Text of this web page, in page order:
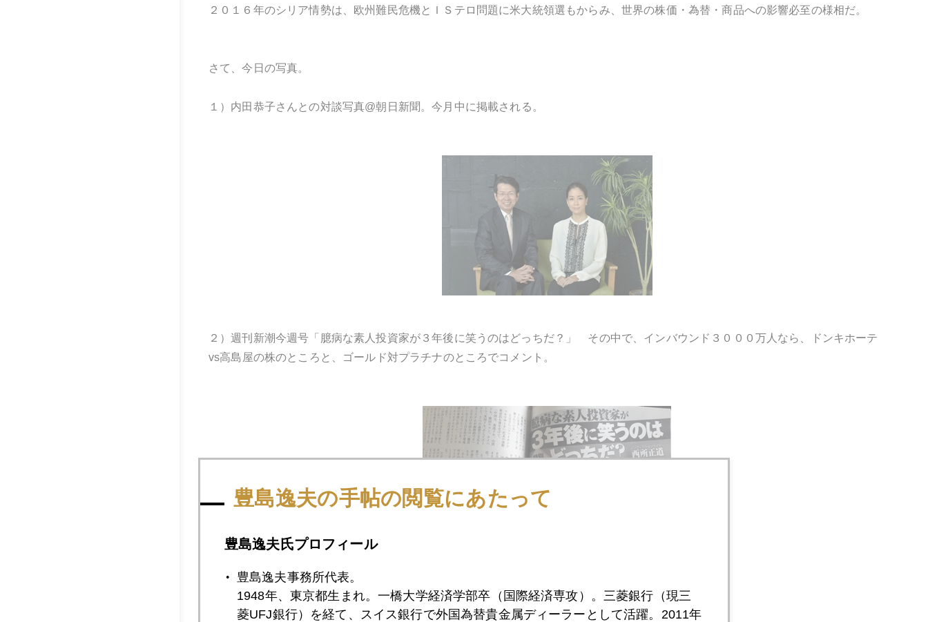
２０１６年のシリア情勢は、欧州難民危機とＩＳテロ問題に米大統領選もからみ、世界の株価・為替・商品への影響必至の様相だ。
さて、今日の写真。
１）内田恭子さんとの対談写真@朝日新聞。今月中に掲載される。
２）週刊新潮今週号「臆病な素人投資家が３年後に笑うのはどっちだ？」 その中で、インバウンド３０００万人なら、ドンキホーテ
vs高島屋の株のところと、ゴールド対プラチナのところでコメント。
３）千疋屋のフルーツ杏仁豆腐。影がこんなに長くなってきた。もう冬近し。
豊島逸夫の手帖の閲覧にあたって
豊島逸夫氏プロフィール
豊島逸夫事務所代表。
1948年、東京都生まれ。一橋大学経済学部卒（国際経済専攻）。三菱銀行（現三
菱UFJ銀行）を経て、スイス銀行で外国為替貴金属ディーラーとして活躍。2011年